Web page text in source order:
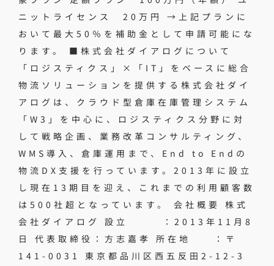
ニットライセンス 20万円 →上記プランに
おいて最大50％を補助金として申請可能にな
ります。 ■株式会社ダイアログについて
「ロジスティクス」×「IT」をベースに総合
物流ソリューションを提供する株式会社ダイ
アログは、クラウド型倉庫在庫管理システム
「W3」を中心に、ロジスティクス分野に対
して戦略企画、業務改革コンサルティング、
WMS導入、倉庫運用まで、End to Endの
物流DX支援を行っています。2013年に設立
し現在13期目を迎え、これまでの利用顧客数
は500社超となっています。 会社概要 株式
会社ダイアログ 設立 ：2013年11月8
日 代表取締役：方志嘉孝 所在地 ：〒
141-0031 東京都品川区西五反田2-12-3